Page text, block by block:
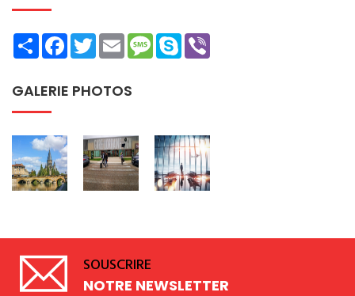
ShareFacebookTwitterEmailMessage
Skype
GALERIE PHOTOS
SOUSCRIRE
NOTRE NEWSLETTER